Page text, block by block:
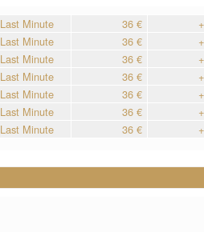
Last Minute 36 €
Last Minute 36 €
Last Minute 36 €
Last Minute 36 €
Last Minute 36 €
Last Minute 36 €
Last Minute 36 €